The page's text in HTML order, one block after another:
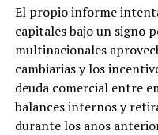
El propio informe
capitales bajo un signo
multinacionales
cambiarias y los
deuda comercial entre
balances internos y
durante los años